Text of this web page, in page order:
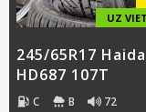
UZ
245/65R17 Haida
HD687 107T
C B 72